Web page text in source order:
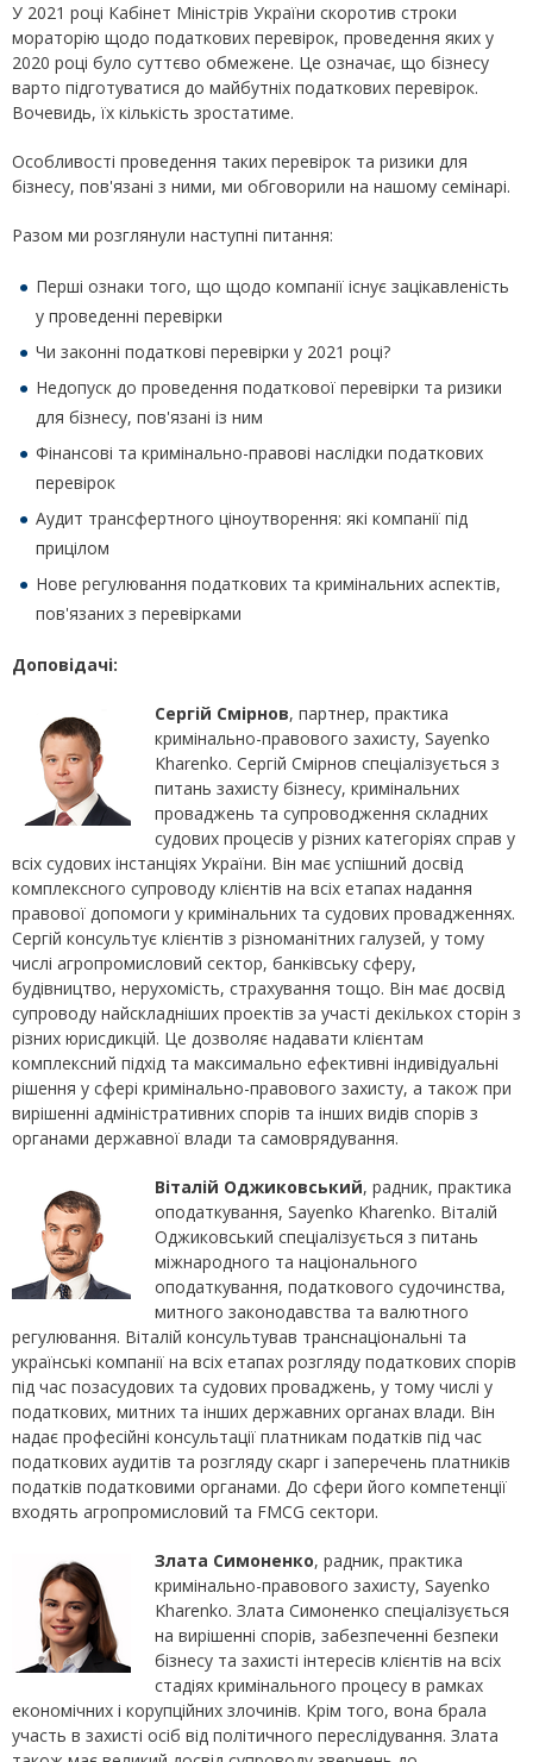
У 2021 році Кабінет Міністрів України скоротив строки
мораторію щодо податкових перевірок, проведення яких у
2020 році було суттєво обмежене. Це означає, що бізнесу
варто підготуватися до майбутніх податкових перевірок.
Вочевидь, їх кількість зростатиме.
Особливості проведення таких перевірок та ризики для
бізнесу, пов'язані з ними, ми обговорили на нашому семінарі.
Разом ми розглянули наступні питання:
Перші ознаки того, що щодо компанії існує зацікавленість
у проведенні перевірки
Чи законні податкові перевірки у 2021 році?
Недопуск до проведення податкової перевірки та ризики
для бізнесу, пов'язані із ним
Фінансові та кримінально-правові наслідки податкових
перевірок
Аудит трансфертного ціноутворення: які компанії під
прицілом
Нове регулювання податкових та кримінальних аспектів,
пов'язаних з перевірками
Доповідачі:
Сергій Смірнов, партнер, практика
кримінально-правового захисту, Sayenko
Kharenko. Сергій Смірнов спеціалізується з
питань захисту бізнесу, кримінальних
проваджень та супроводження складних
судових процесів у різних категоріях справ у
всіх судових інстанціях України. Він має успішний досвід
комплексного супроводу клієнтів на всіх етапах надання
правової допомоги у кримінальних та судових провадженнях.
Сергій консультує клієнтів з різноманітних галузей, у тому
числі агропромисловий сектор, банківську сферу,
будівництво, нерухомість, страхування тощо. Він має досвід
супроводу найскладніших проектів за участі декількох сторін з
різних юрисдикцій. Це дозволяє надавати клієнтам
комплексний підхід та максимально ефективні індивідуальні
рішення у сфері кримінально-правового захисту, а також при
вирішенні адміністративних спорів та інших видів спорів з
органами державної влади та самоврядування.
Віталій Оджиковський, радник, практика
оподаткування, Sayenko Kharenko. Віталій
Оджиковський спеціалізується з питань
міжнародного та національного
оподаткування, податкового судочинства,
митного законодавства та валютного
регулювання. Віталій консультував транснаціональні та
українські компанії на всіх етапах розгляду податкових спорів
під час позасудових та судових проваджень, у тому числі у
податкових, митних та інших державних органах влади. Він
надає професійні консультації платникам податків під час
податкових аудитів та розгляду скарг і заперечень платників
податків податковими органами. До сфери його компетенції
входять агропромисловий та FMCG сектори.
Злата Симоненко, радник, практика
кримінально-правового захисту, Sayenko
Kharenko. Злата Симоненко спеціалізується
на вирішенні спорів, забезпеченні безпеки
бізнесу та захисті інтересів клієнтів на всіх
стадіях кримінального процесу в рамках
економічних і корупційних злочинів. Крім того, вона брала
участь в захисті осіб від політичного переслідування. Злата